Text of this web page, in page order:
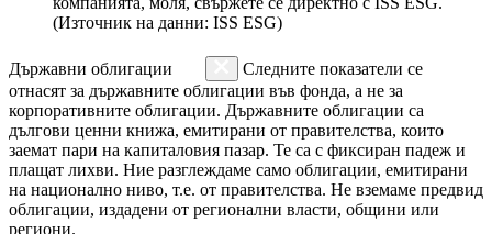
(Източник на данни: ISS ESG)
Държавни облигации
Следните показатели се
отнасят за държавните облигации във фонда, а не за
корпоративните облигации. Държавните облигации са
дългови ценни книжа, емитирани от правителства, които
заемат пари на капиталовия пазар. Те са с фиксиран падеж и
плащат лихви. Ние разглеждаме само облигации, емитирани
на национално ниво, т.е. от правителства. Не вземаме предвид
облигации, издадени от регионални власти, общини или
региони.